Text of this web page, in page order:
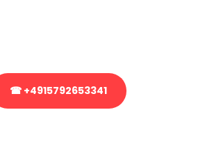
☎ +4915792653341